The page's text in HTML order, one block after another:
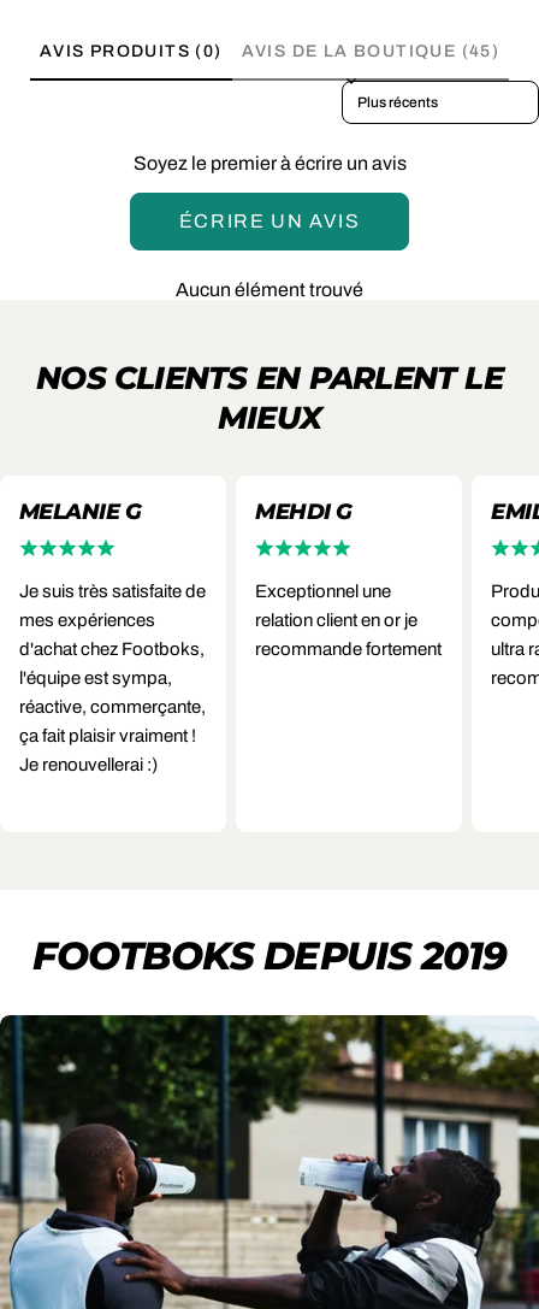
AVIS PRODUITS (0) AVIS DE LA BOUTIQUE (45)
Sort reviews by
Soyez le premier à écrire un avis
ÉCRIRE UN AVIS
Aucun élément trouvé
NOS CLIENTS EN PARLENT LE
MIEUX
MELANIE G
Je suis très satisfaite de
mes expériences
d'achat chez Footboks,
l'équipe est sympa,
réactive, commerçante,
ça fait plaisir vraiment !
Je renouvellerai :)
MEHDI G
Exceptionnel une
relation client en or je
recommande fortement
ultra
FOOTBOKS DEPUIS 2019